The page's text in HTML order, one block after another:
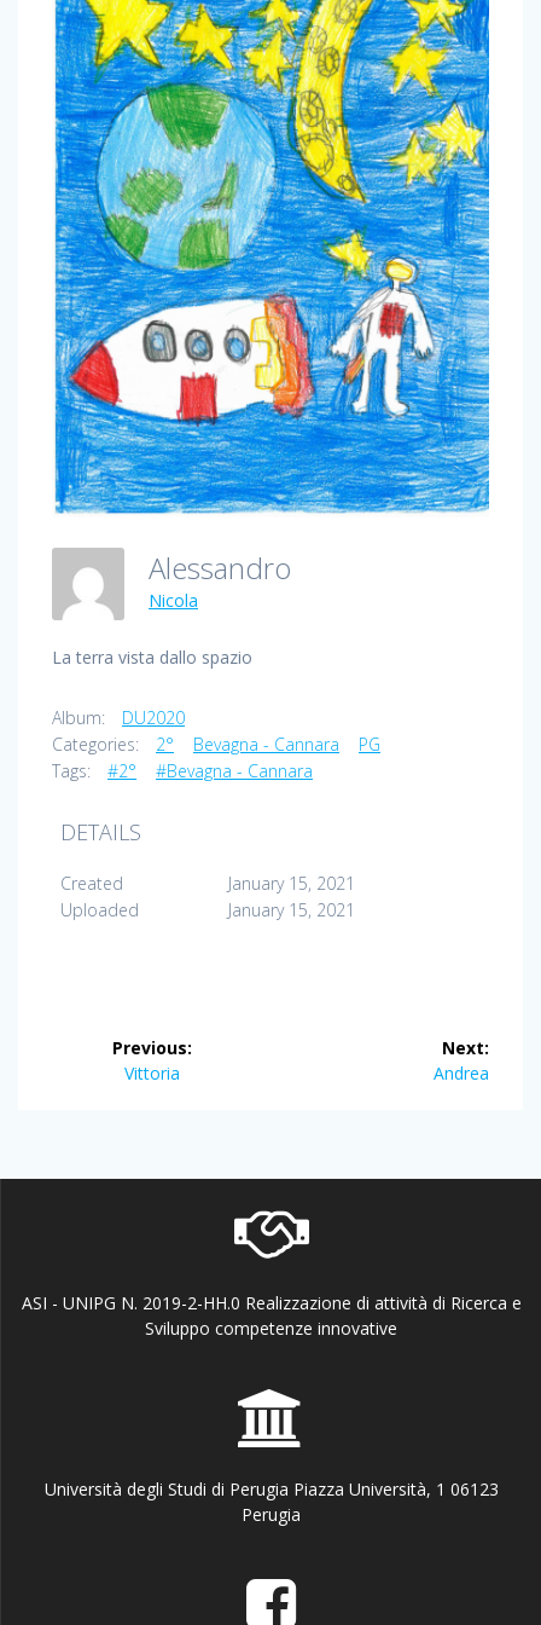
Alessandro
Nicola
La terra vista dallo spazio
Album:
DU2020
Categories:
2° Bevagna - Cannara
PG
Tags:
#2° #Bevagna - Cannara
DETAILS
Created
January 15, 2021
Uploaded
January 15, 2021
navigation
Previous:
Previous
Vittoria
Next:
Next
Andrea
ASI - UNIPG N. 2019-2-HH.0 Realizzazione di attività di Ricerca e
Sviluppo competenze innovative
Università degli Studi di Perugia Piazza Università, 1 06123
Perugia